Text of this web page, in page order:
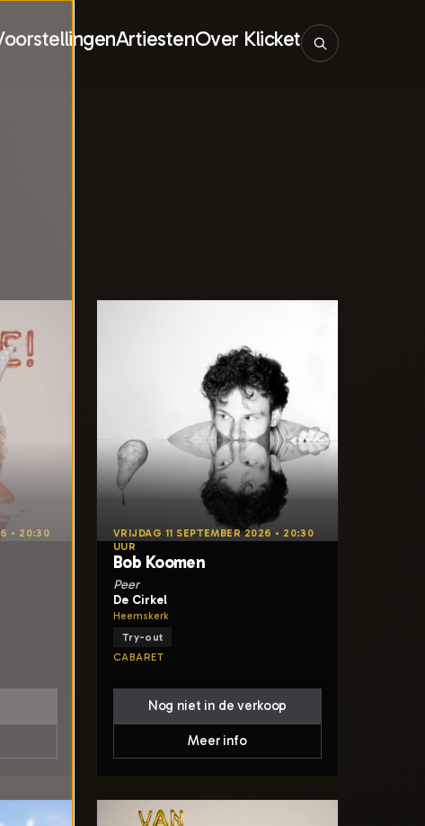
ArtiestenOver Klicket
• 20:30
VRIJDAG 11 SEPTEMBER 2026 • 20:30
UUR
Bob Koomen
Peer
De Cirkel
Heemskerk
Try-out
CABARET
Nog niet in de verkoop
Meer info